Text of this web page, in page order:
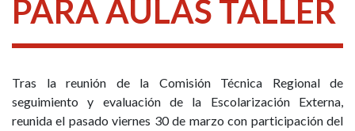
PARA AULAS TALLER
Tras la reunión de la Comisión Técnica Regional de
seguimiento y evaluación de la Escolarización Externa,
reunida el pasado viernes 30 de marzo con participación del